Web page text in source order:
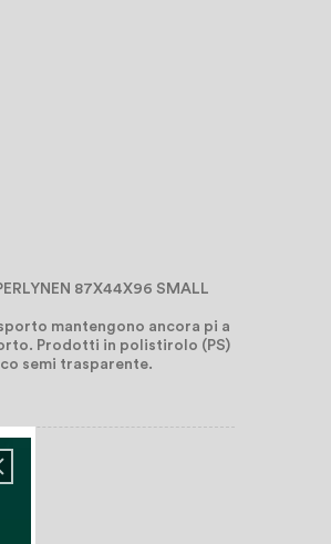
87X44X96 SMALL
mantengono ancora pi a
Prodotti in polistirolo (PS)
semi trasparente.